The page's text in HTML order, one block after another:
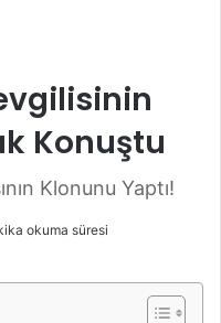
Konuştu
Klonunu Yaptı!
okuma süresi